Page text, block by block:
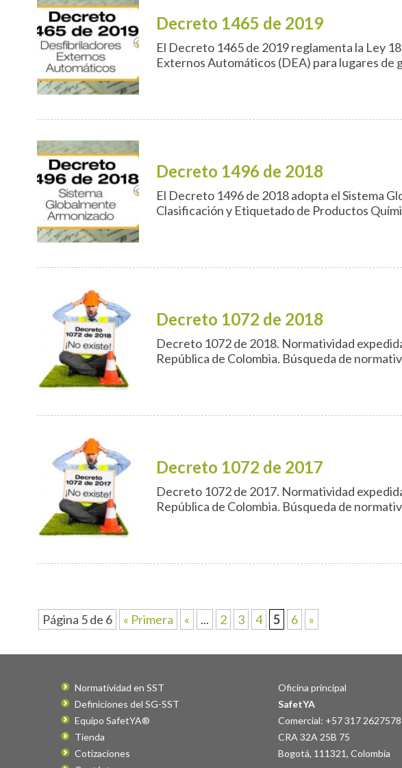
Decreto 1465 de 2019
El Decreto 1465 de 2019 reglamenta la Ley
Externos Automáticos (DEA) para lugares de
Decreto 1496 de 2018
El Decreto 1496 de 2018 adopta el Sistema
Clasificación y Etiquetado de Productos
Decreto 1072 de 2018
Decreto 1072 de 2018. Normatividad
República de Colombia. Búsqueda de
Decreto 1072 de 2017
Decreto 1072 de 2017. Normatividad
República de Colombia. Búsqueda de
Página 5 de 6 « Primera « ... 2 3 4 5 6 »
Normatividad en SST
Definiciones del SG-SST
Equipo SafetYA®
Tienda
Cotizaciones
Oficina principal
SafetYA
Comercial: +57 317 2627578
CRA 32A 25B 75
Bogotá, 111321,Colombia